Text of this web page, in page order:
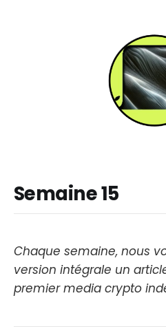
Semaine 15
Chaque semaine, nous
version intégrale un article
premier media crypto